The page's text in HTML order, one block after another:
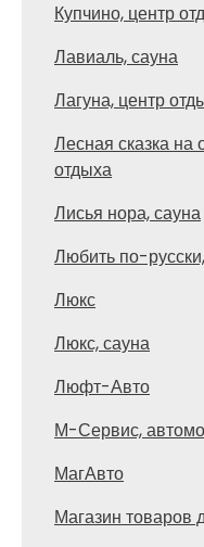
Купчино, центр
Лавиаль, сауна
Лагуна, центр
Лесная сказка на
отдыха
Лисья нора, сауна
Любить по-
Люкс
Люкс, сауна
Люфт-Авто
М-Сервис,
МагАвто
Магазин товаров